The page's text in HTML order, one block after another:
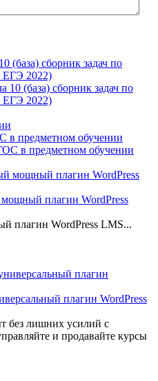
(база) сборник задач по
ЕГЭ 2022)
предметном обучении
плагин WordPress
плагин WordPress LMS...
плагин WordPress
без лишних усилий с
и продавайте курсы